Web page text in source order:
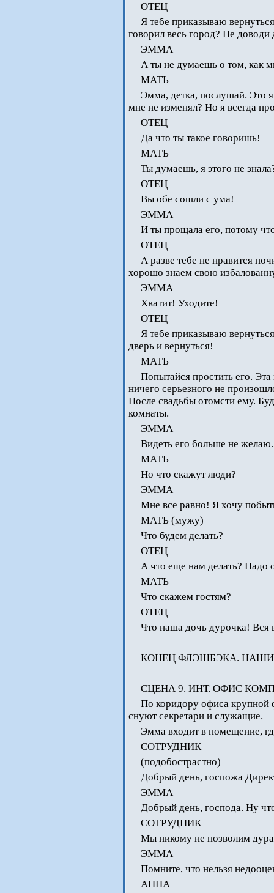
ОТЕЦ
Я тебе приказываю
говорил весь город? Не доводи
ЭММА
А ты не думаешь о том, как
МАТЬ
Эмма, детка, послушай. Это
мне не изменял? Но я всегда
ОТЕЦ
Да что ты такое говоришь!
МАТЬ
Ты думаешь, я этого не
ОТЕЦ
Вы обе сошли с ума!
ЭММА
И ты прощала его, потому
ОТЕЦ
А разве тебе не нравится
хорошо знаем свою
ЭММА
Хватит! Уходите!
ОТЕЦ
Я тебе приказываю
дверь и вернуться!
МАТЬ
Попытайся простить его.
ничего серьезного не
После свадьбы отомсти ему.
комнаты.
ЭММА
Видеть его больше не
МАТЬ
Но что скажут люди?
ЭММА
Мне все равно! Я хочу
МАТЬ (мужу)
Что будем делать?
ОТЕЦ
А что еще нам делать? Надо
МАТЬ
Что скажем гостям?
ОТЕЦ
Что наша дочь дурочка! Вся
КОНЕЦ ФЛЭШБЭКА.
СЦЕНА 9. ИНТ. ОФИС
По коридору офиса крупной
снуют секретари и служащие.
Эмма входит в помещение,
СОТРУДНИК
(подобострастно)
Добрый день, госпожа
ЭММА
Добрый день, господа. Ну
СОТРУДНИК
Мы никому не позволим
ЭММА
Помните, что нельзя
АННА